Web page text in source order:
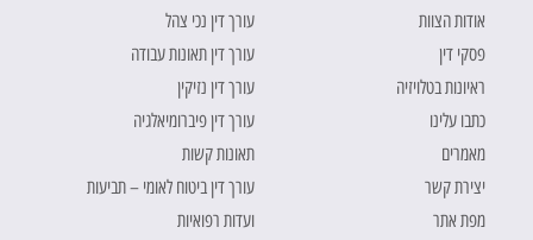
אודות הצוות
פסקי דין
ראיונות בטלויזיה
כתבו עלינו
מאמרים
יצירת קשר
מפת אתר
עורך דין נכי צהל
עורך דין תאונות עבודה
עורך דין נזיקין
עורך דין פיברומיאלגיה
תאונות קשות
עורך דין ביטוח לאומי – תביעות
ועדות רפואיות